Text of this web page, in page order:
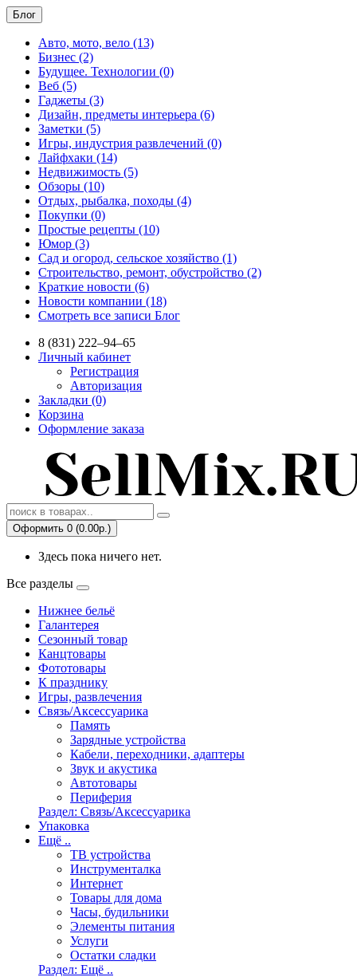
Блог
Авто, мото, вело (13)
Бизнес (2)
Будущее. Технологии (0)
Веб (5)
Гаджеты (3)
Дизайн, предметы интерьера (6)
Заметки (5)
Игры, индустрия развлечений (0)
Лайфхаки (14)
Недвижимость (5)
Обзоры (10)
Отдых, рыбалка, походы (4)
Покупки (0)
Простые рецепты (10)
Юмор (3)
Сад и огород, сельское хозяйство (1)
Строительство, ремонт, обустройство (2)
Краткие новости (6)
Новости компании (18)
Смотреть все записи Блог
8 (831) 222–94–65
Личный кабинет
Регистрация
Авторизация
Закладки (0)
Корзина
Оформление заказа
Оформить 0 (0.00р.)
Здесь пока ничего нет.
Все разделы
Нижнее бельё
Галантерея
Сезонный товар
Канцтовары
Фототовары
К празднику
Игры, развлечения
Связь/Аксессуарика
Память
Зарядные устройства
Кабели, переходники, адаптеры
Звук и акустика
Автотовары
Периферия
Раздел: Связь/Аксессуарика
Упаковка
Ещё ..
ТВ устройства
Инструменталка
Интернет
Товары для дома
Часы, будильники
Элементы питания
Услуги
Остатки сладки
Раздел: Ещё ..